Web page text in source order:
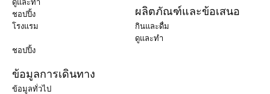
ดูและทำ
ชอปปิ้ง
โรงแรม
ผลิตภัณฑ์และข้อเสนอ
กินและดื่ม
ดูและทำ
ชอปปิ้ง
ข้อมูลการเดินทาง
ข้อมูลทั่วไป